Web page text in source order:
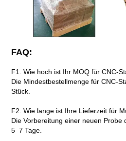
FAQ:
F1: Wie hoch ist Ihr MOQ für CNC-
Die Mindestbestellmenge für CNC-
Stück.
F2: Wie lange ist Ihre Lieferzeit für
Die Vorbereitung einer neuen Probe
5–7 Tage.